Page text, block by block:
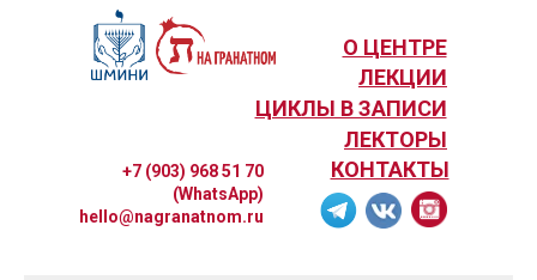
О ЦЕНТРЕ
ЛЕКЦИИ
ЦИКЛЫ В ЗАПИСИ
ЛЕКТОРЫ
КОНТАКТЫ
+7 (903) 968 51 70
(WhatsApp)
hello@nagranatnom.ru